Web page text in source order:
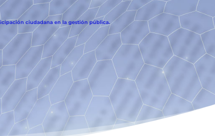
ciudadana en la gestión pública.